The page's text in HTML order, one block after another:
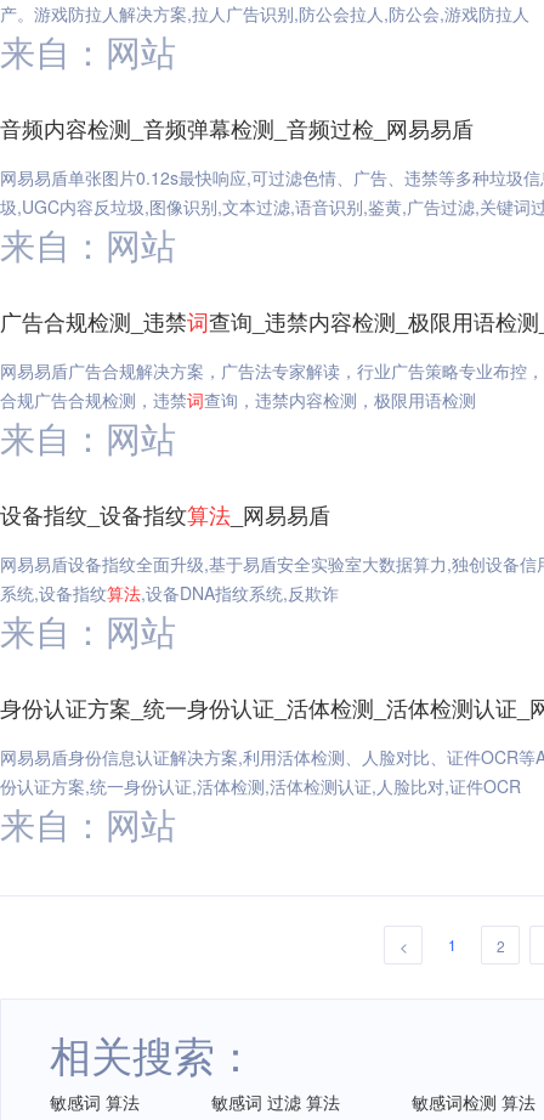
产。游戏防拉人解决方案,拉人广告识别,防公会拉人,防公会,游戏防拉人
来自：网站
音频内容检测_音频弹幕检测_音频过检_网易易盾
网易易盾单张图片0.12s最快响应,可过滤色情、广告、违禁等多种垃圾
圾,UGC内容反垃圾,图像识别,文本过滤,语音识别,鉴黄,广告过滤,关键词
来自：网站
广告合规检测_违禁词查询_违禁内容检测_极限用语检
网易易盾广告合规解决方案，广告法专家解读，行业广告策略专业布控
合规广告合规检测，违禁词查询，违禁内容检测，极限用语检测
来自：网站
设备指纹_设备指纹算法 _网易易盾
网易易盾设备指纹全面升级,基于易盾安全实验室大数据算力,独创设备
系统,设备指纹算法,设备DNA指纹系统,反欺诈
来自：网站
身份认证方案_统一身份认证_活体检测_活体检测认证_
网易易盾身份信息认证解决方案,利用活体检测、人脸对比、证件OCR等
份认证方案,统一身份认证,活体检测,活体检测认证,人脸比对,证件OCR
来自：网站
< 1 2
相关搜索：
敏感词 算法 敏感词 过滤 算法
敏感词检测 算法